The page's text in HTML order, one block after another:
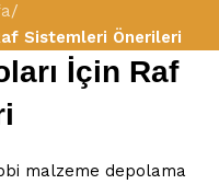
/
Sistemleri Önerileri
İçin Raf
malzeme depolama